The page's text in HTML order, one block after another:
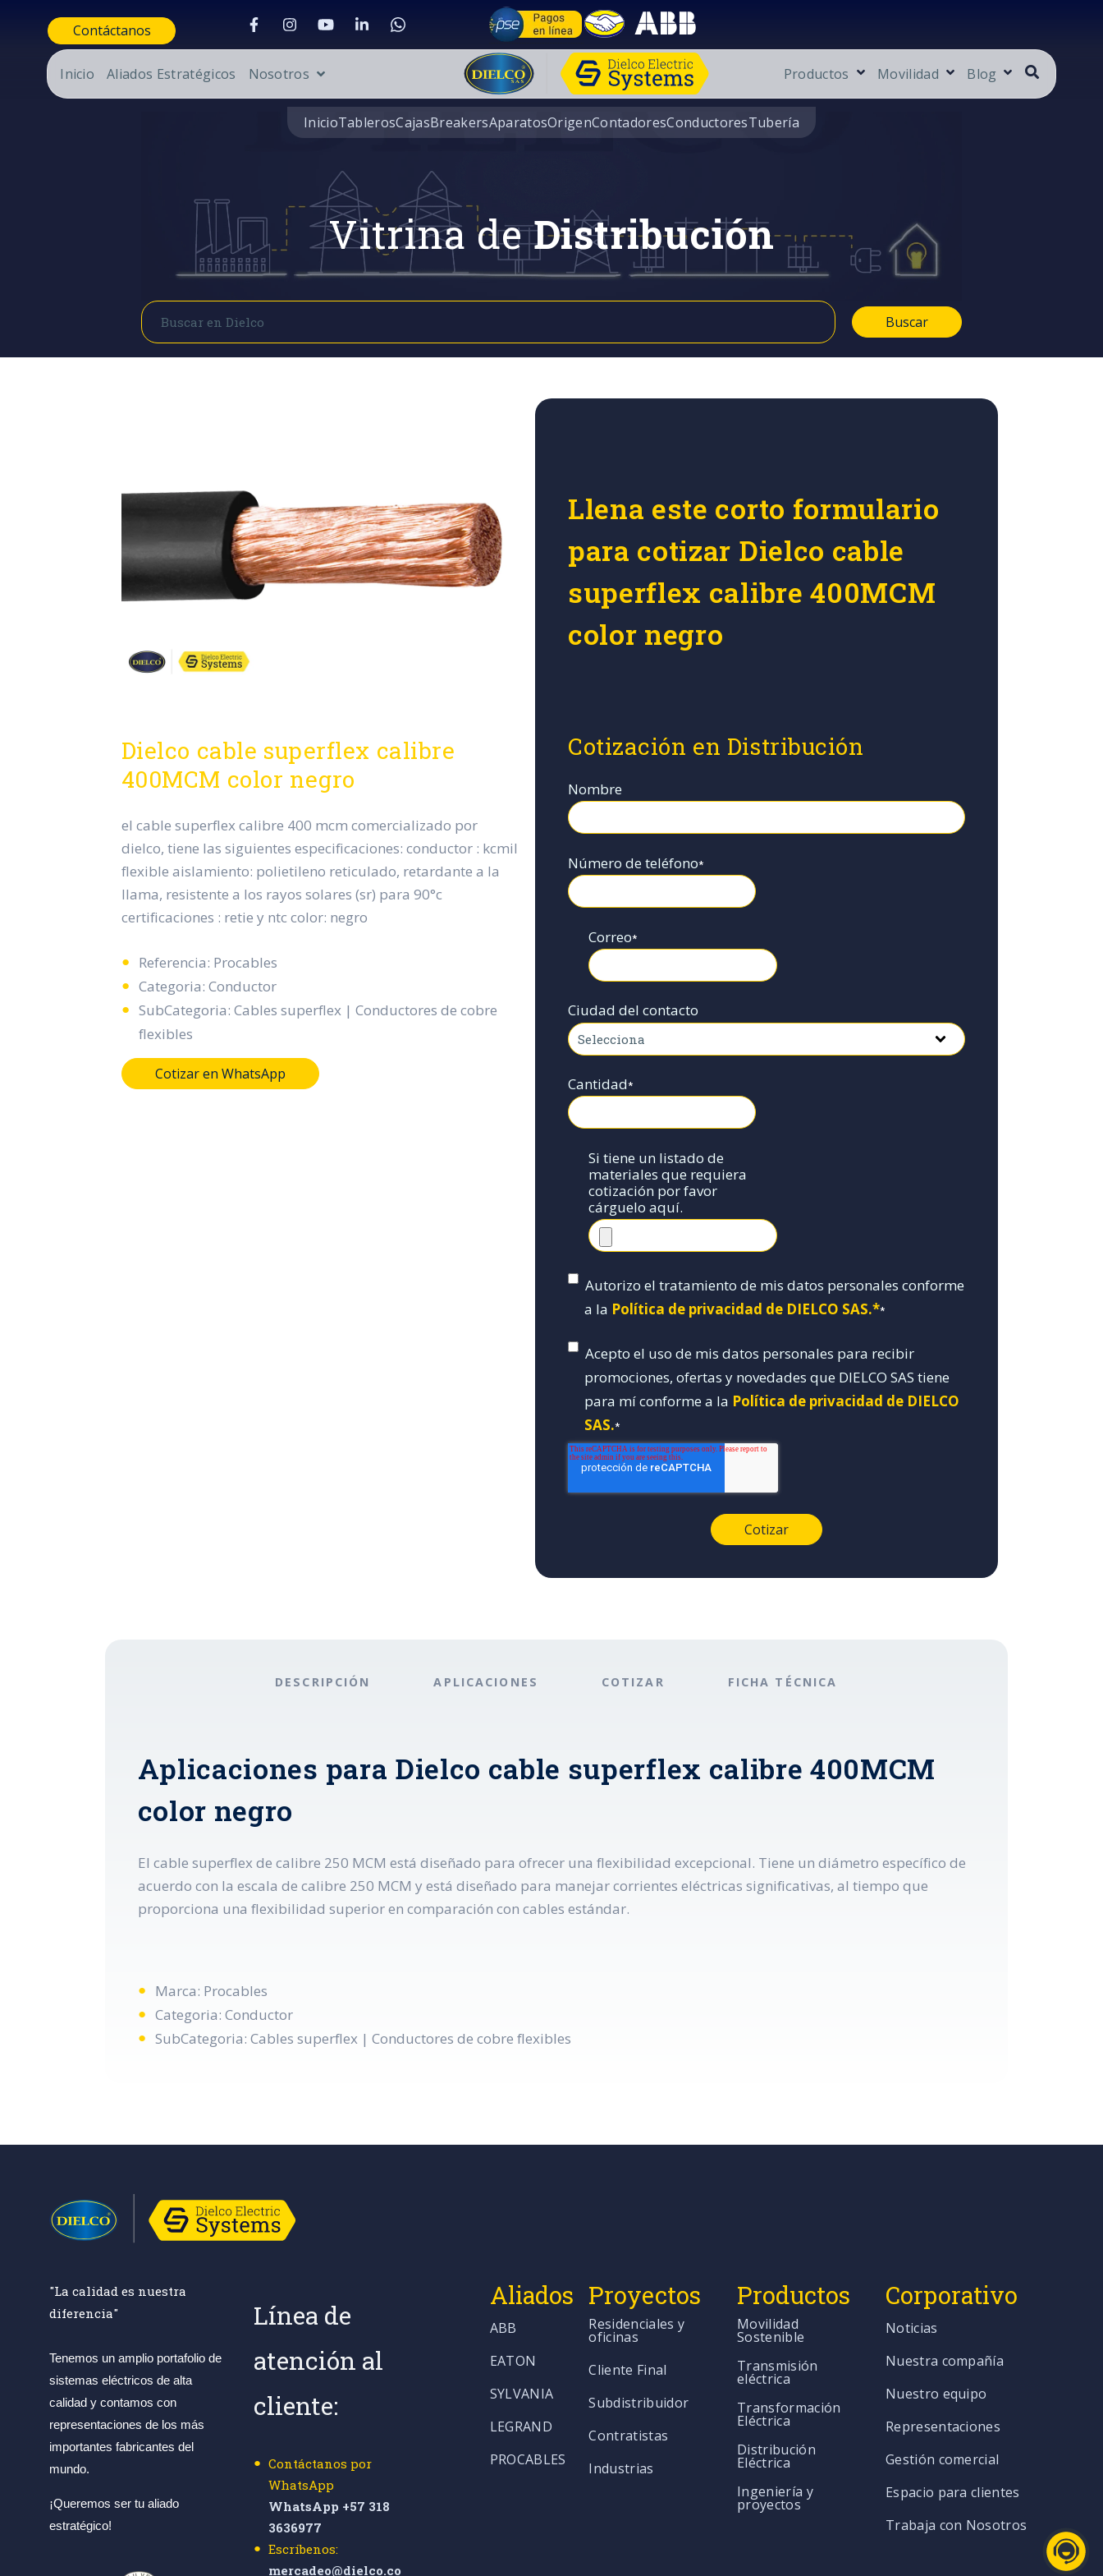
Contáctanos
Inicio Aliados Estratégicos Nosotros Productos Movilidad Blog
InicioTablerosCajasBreakersAparatosOrigenContadoresConductoresTubería
Vitrina deDistribución
Buscar
Buscar
Dielco cable superflex calibre
400MCM color negro
el cable superflex calibre 400 mcm comercializado por
dielco, tiene las siguientes especificaciones: conductor : kcmil
flexible aislamiento: polietileno reticulado, retardante a la
llama, resistente a los rayos solares (sr) para 90°c
certificaciones : retie y ntc color: negro
Referencia: Procables
Categoria: Conductor
SubCategoria: Cables superflex | Conductores de cobre
flexibles
Cotizar en WhatsApp
Llena este corto formulario
para cotizar Dielco cable
superflex calibre 400MCM
color negro
Cotización en Distribución
Nombre
Número de teléfono*
Correo*
Ciudad del contacto
Cantidad*
Si tiene un listado de
materiales que requiera
cotización por favor
cárguelo aquí.
Autorizo el tratamiento de mis datos personales conforme
a la Política de privacidad de DIELCO SAS.**
Acepto el uso de mis datos personales para recibir
promociones, ofertas y novedades que DIELCO SAS tiene
para mí conforme a la Política de privacidad de DIELCO
SAS.*
DESCRIPCIÓN APLICACIONES COTIZAR FICHA TÉCNICA
Aplicaciones para Dielco cable superflex calibre 400MCM
color negro
El cable superflex de calibre 250 MCM está diseñado para ofrecer una flexibilidad excepcional. Tiene un diámetro específico de
acuerdo con la escala de calibre 250 MCM y está diseñado para manejar corrientes eléctricas significativas, al tiempo que
proporciona una flexibilidad superior en comparación con cables estándar.
Marca: Procables
Categoria: Conductor
SubCategoria: Cables superflex | Conductores de cobre flexibles
"La calidad es nuestra
diferencia"
Tenemos un amplio portafolio de
sistemas eléctricos de alta
calidad y contamos con
representaciones de los más
importantes fabricantes del
mundo.
¡Queremos ser tu aliado
estratégico!
Línea de
atención al
cliente:
Contáctanos por
WhatsApp
WhatsApp +57 318
3636977
Escríbenos:
mercadeo@dielco.co
Aliados
ABB
EATON
SYLVANIA
LEGRAND
PROCABLES
Proyectos
Residenciales y
oficinas
Cliente Final
Subdistribuidor
Contratistas
Industrias
Productos
Movilidad
Sostenible
Transmisión
eléctrica
Transformación
Eléctrica
Distribución
Eléctrica
Ingeniería y
proyectos
Corporativo
Noticias
Nuestra compañía
Nuestro equipo
Representaciones
Gestión comercial
Espacio para clientes
Trabaja con Nosotros